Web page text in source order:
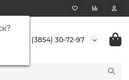
?
+7 (3854) 30-72-97